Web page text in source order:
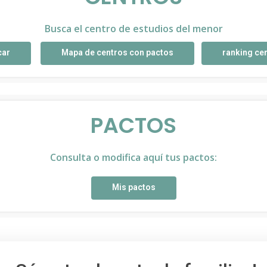
Busca el centro de estudios del menor
Mapa de centros con pactos ranking
PACTOS
Consulta o modifica aquí tus pactos:
Mis pactos